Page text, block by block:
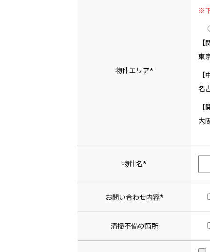
物件エリア*
※
【
東
【
名
【
大
物件名*
お問い合わせ内容*
清掃不備の箇所